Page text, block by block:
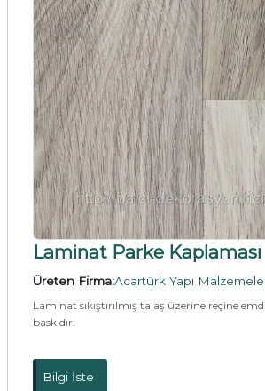
Laminat Parke Kaplaması
Üreten Firma:Acartürk Yapı
Laminat sıkıştırılmış talaş üzerine reçine
baskıdır.
Bilgi İste